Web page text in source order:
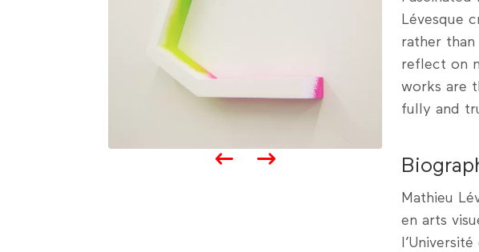
Lévesque
rather
reflect on
works are
fully and
Mathieu
en arts